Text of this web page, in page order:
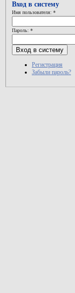
Вход в систему
Имя пользователя: *
Пароль: *
Регистрация
Забыли пароль?